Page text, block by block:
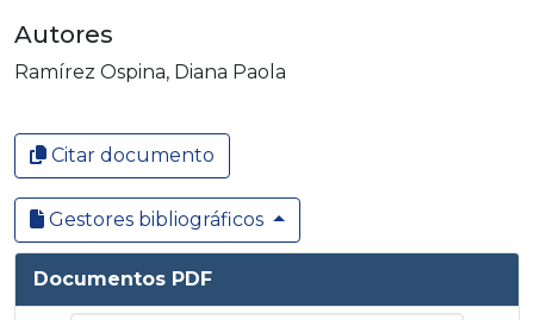
Autores
Ramírez Ospina, Diana Paola
Citar documento
Gestores bibliográficos
Documentos PDF